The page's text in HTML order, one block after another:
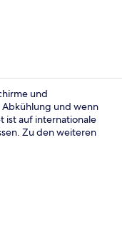
Sportbereich
und
Abkühlung und wenn
ist auf internationale
Zu den weiteren